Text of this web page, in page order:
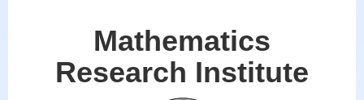
Mathematics
Research Institute